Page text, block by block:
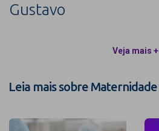
Gustavo
Veja mais +
Leia mais sobre Maternidade